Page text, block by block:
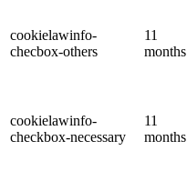
cookielawinfo-
checbox-others
11
months
cookielawinfo-
checkbox-necessary
11
months